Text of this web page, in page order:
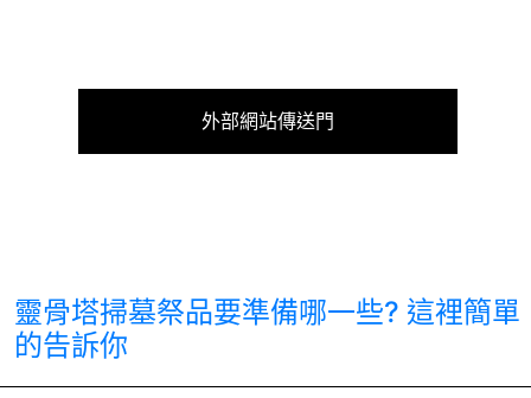
外部網站傳送門
靈骨塔掃墓祭品要準備哪一些? 這裡簡單
的告訴你